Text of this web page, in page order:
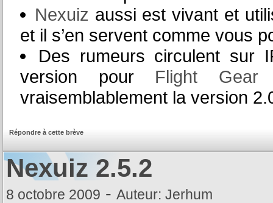
Nexuiz aussi est vivant et
et il s’en servent comme vous
Des rumeurs circulent sur
version pour Flight Gear
vraisemblablement la version
Répondre à cette brève
Nexuiz 2.5.2
8 octobre 2009 - Auteur: Jerhum